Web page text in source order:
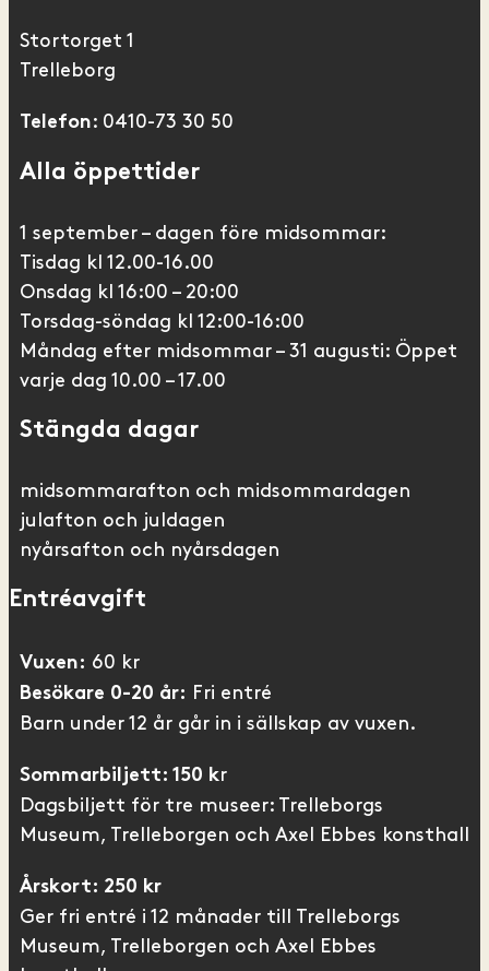
Stortorget 1
Trelleborg
Telefon: 0410-73 30 50
Alla öppettider
1 september – dagen före midsommar:
Tisdag kl 12.00-16.00
Onsdag kl 16:00 – 20:00
Torsdag-söndag kl 12:00-16:00
Måndag efter midsommar – 31 augusti: Öppet
varje dag 10.00 – 17.00
Stängda dagar
midsommarafton och midsommardagen
julafton och juldagen
nyårsafton och nyårsdagen
Entréavgift
Vuxen: 60 kr
Besökare 0-20 år: Fri entré
Barn under 12 år går in i sällskap av vuxen.
Sommarbiljett: 150 kr
Dagsbiljett för tre museer: Trelleborgs
Museum, Trelleborgen och Axel Ebbes konsthall
Årskort: 250 kr
Ger fri entré i 12 månader till Trelleborgs
Museum, Trelleborgen och Axel Ebbes